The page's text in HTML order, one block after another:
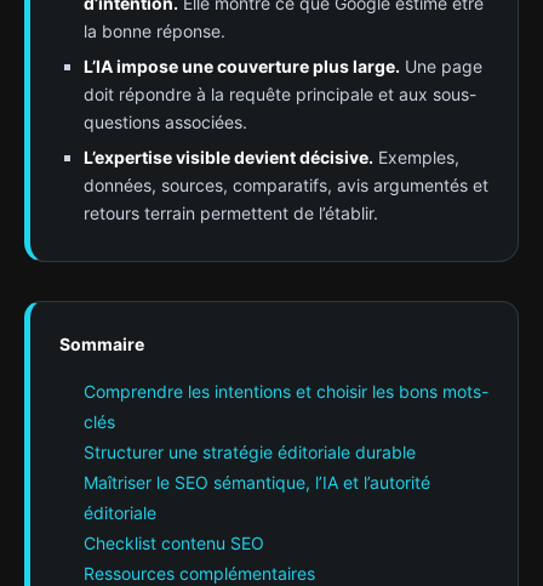
la bonne réponse.
L’IA impose une couverture plus large. Une page
doit répondre à la requête principale et aux sous-
questions associées.
L’expertise visible devient décisive. Exemples,
données, sources, comparatifs, avis argumentés et
retours terrain permettent de l’établir.
Sommaire
Comprendre les intentions et choisir les bons mots-
clés
Structurer une stratégie éditoriale durable
Maîtriser le SEO sémantique, l’IA et l’autorité
éditoriale
Checklist contenu SEO
Ressources complémentaires